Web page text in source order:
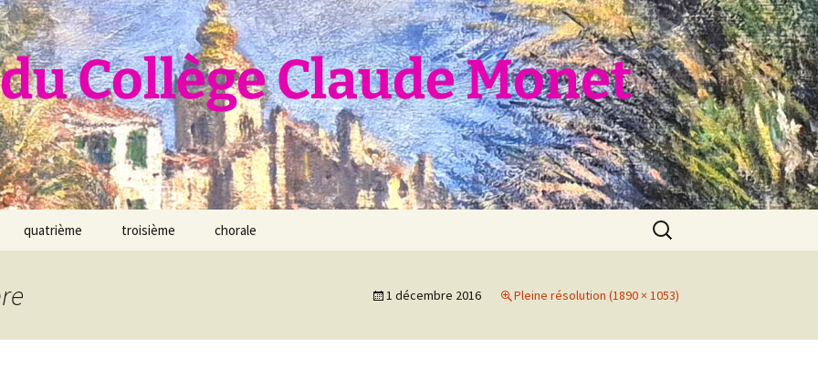
Collège Claude Monet
quatrième troisième chorale
Rechercher :
1 décembre 2016 Pleine résolution (1890 × 1053)